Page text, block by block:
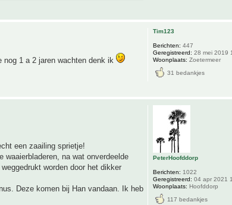
1 a 2 jaren wachten denk ik
Tim123
Berichten: 447
Geregistreerd: 28 mei 2019
Woonplaats: Zoetermeer
31 bedankjes
een zaailing sprietje!
waaierbladeren, na wat onverdeelde
worden door het dikker
Deze komen bij Han vandaan. Ik heb
PeterHoofddorp
Berichten: 1022
Geregistreerd: 04 apr 2021
Woonplaats: Hoofddorp
117 bedankjes